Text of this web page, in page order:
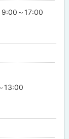
9:00～17:00
13:00